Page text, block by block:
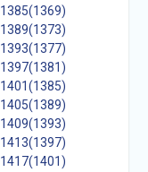
1385(1369)
1389(1373)
1393(1377)
1397(1381)
1401(1385)
1405(1389)
1409(1393)
1413(1397)
1417(1401)